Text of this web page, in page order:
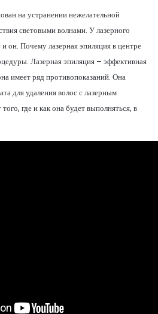
на устранении нежелательной
световыми волнами. У лазерного
он. Почему лазерная эпиляция в центре
Лазерная эпиляция – эффективная
имеет ряд противопоказаний. Она
для удаления волос с лазерным
где и как она будет выполняться, в